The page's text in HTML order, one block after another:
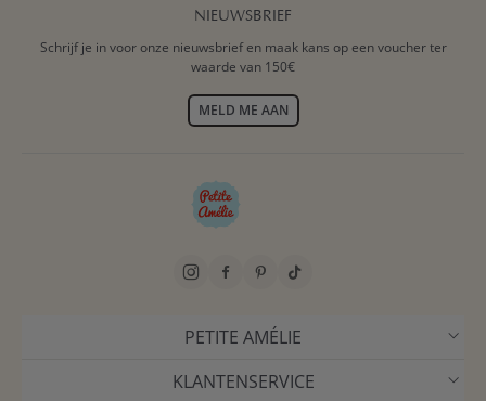
NIEUWSBRIEF
Schrijf je in voor onze nieuwsbrief en maak kans op een voucher ter
waarde van 150€
MELD ME AAN
PETITE AMÉLIE
KLANTENSERVICE